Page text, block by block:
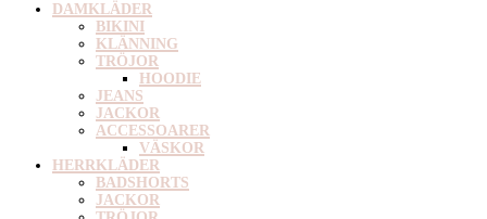
DAMKLÄDER
BIKINI
KLÄNNING
TRÖJOR
HOODIE
JEANS
JACKOR
ACCESSOARER
VÄSKOR
HERRKLÄDER
BADSHORTS
JACKOR